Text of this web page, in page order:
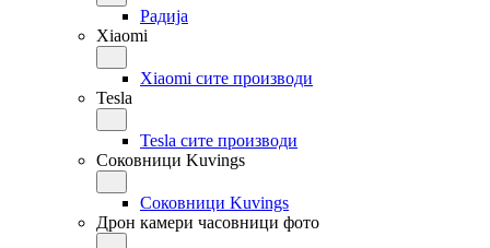
Радија
Xiaomi
Xiaomi сите производи
Tesla
Tesla сите производи
Соковници Kuvings
Соковници Kuvings
Дрон камери часовници фото